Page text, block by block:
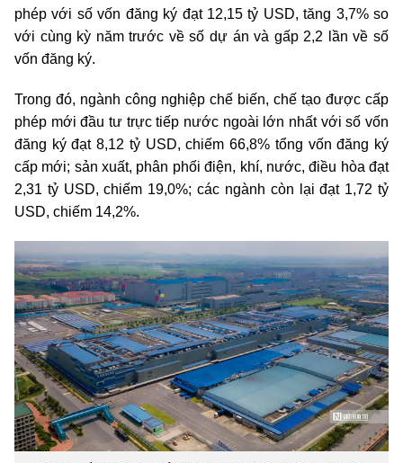
phép với số vốn đăng ký đạt 12,15 tỷ USD, tăng 3,7% so
với cùng kỳ năm trước về số dự án và gấp 2,2 lần về số
vốn đăng ký.
Trong đó, ngành công nghiệp chế biến, chế tạo được cấp
phép mới đầu tư trực tiếp nước ngoài lớn nhất với số vốn
đăng ký đạt 8,12 tỷ USD, chiếm 66,8% tổng vốn đăng ký
cấp mới; sản xuất, phân phối điện, khí, nước, điều hòa đạt
2,31 tỷ USD, chiếm 19,0%; các ngành còn lại đạt 1,72 tỷ
USD, chiếm 14,2%.